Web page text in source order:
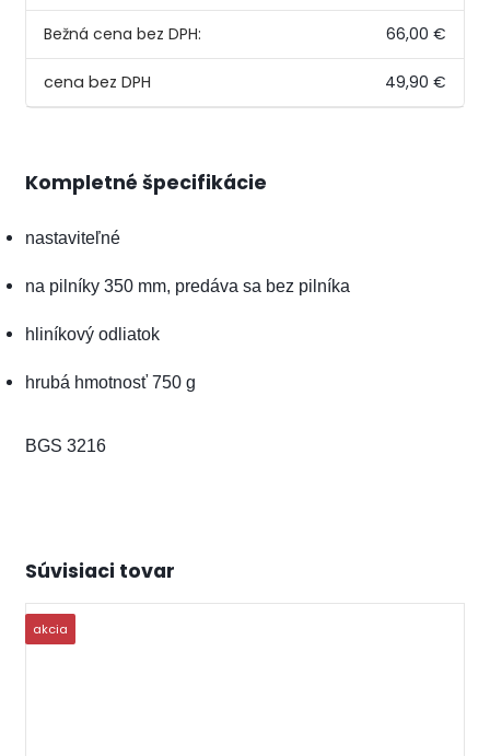
Bežná cena bez DPH: 66,00 €
49,90 €
Kompletné špecifikácie
nastaviteľné
na pilníky 350 mm, predáva sa bez pilníka
hliníkový odliatok
hrubá hmotnosť 750 g
BGS 3216
Súvisiaci tovar
akcia